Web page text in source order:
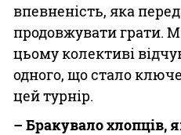
впевненість, яка
продовжувати грати.
цьому колективі
одного, що стало
цей турнір.
– Бракувало хлопців,